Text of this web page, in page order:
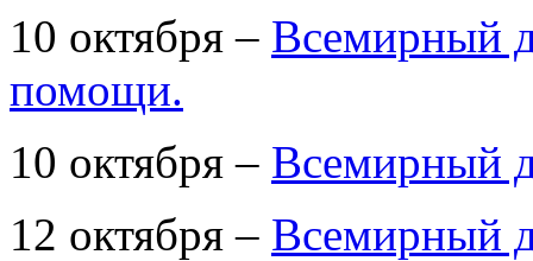
10 октября – Всемирный
помощи.
10 октября – Всемирный
12 октября – Всемирный